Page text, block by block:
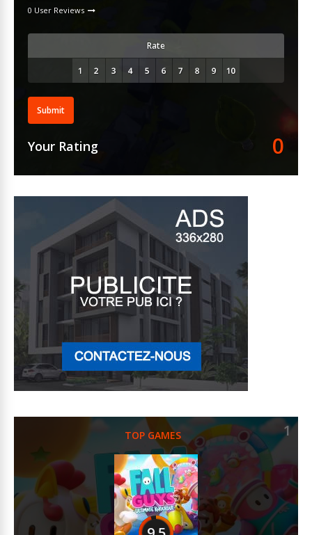
0 User Reviews
Rate
Submit
Your Rating 0
TOP GAMES 1